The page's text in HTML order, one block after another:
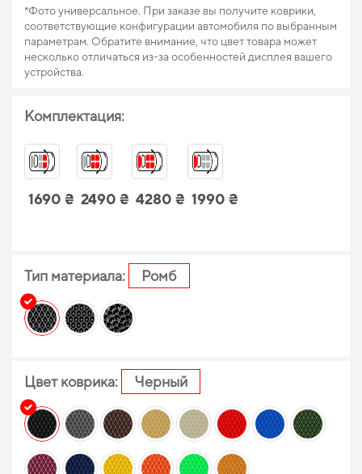
*Фото универсальное. При заказе вы получите коврики,
соответствующие конфигурации автомобиля по выбранным
параметрам. Обратите внимание, что цвет товара может
несколько отличаться из-за особенностей дисплея вашего
устройства.
Комплектация:
1690 ₴ 2490 ₴ 4280 ₴ 1990 ₴
Тип материала: Ромб
Цвет коврика: Черный